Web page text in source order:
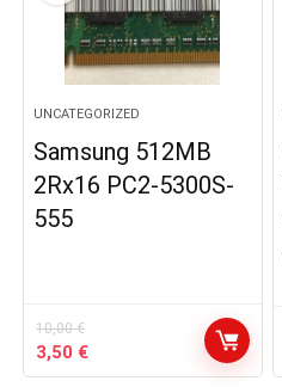
UNCATEGORIZED
Samsung 512MB
2Rx16 PC2-5300S-
555
10,00€
Le
prix
3,50 €Le
prix